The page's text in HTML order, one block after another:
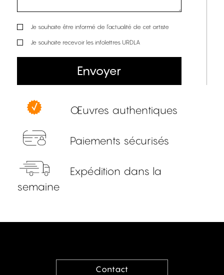
Je souhaite être informé de l’actualité de cet artiste
Je souhaite recevoir les infolettres URDLA
Envoyer
Œuvres authentiques
Paiements sécurisés
Expédition dans la
semaine
Contact